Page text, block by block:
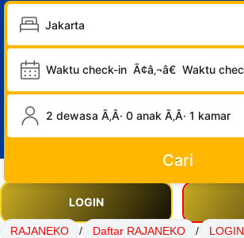
Waktu check-in Ã¢â‚¬â€ Waktu
2 dewasa Ã‚Â· 0 anak Ã‚Â· 1 kamar
Cari
LOGIN
RAJANEKO / Daftar RAJANEKO /